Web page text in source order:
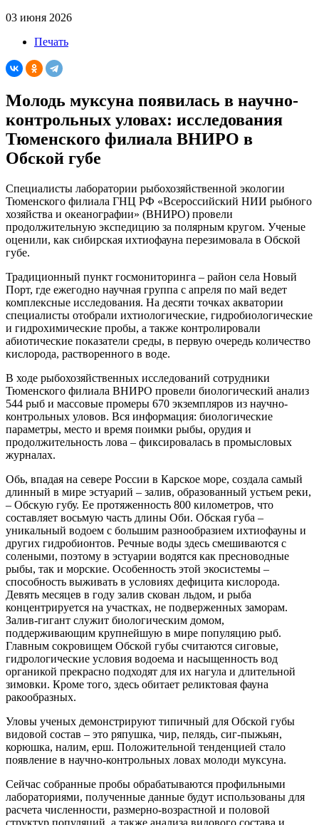
03 июня 2026
Печать
Молодь муксуна появилась в научно-
контрольных уловах: исследования
Тюменского филиала ВНИРО в
Обской губе
Специалисты лаборатории рыбохозяйственной экологии
Тюменского филиала ГНЦ РФ «Всероссийский НИИ рыбного
хозяйства и океанографии» (ВНИРО) провели
продолжительную экспедицию за полярным кругом. Ученые
оценили, как сибирская ихтиофауна перезимовала в Обской
губе.
Традиционный пункт госмониторинга – район села Новый
Порт, где ежегодно научная группа с апреля по май ведет
комплексные исследования. На десяти точках акватории
специалисты отобрали ихтиологические, гидробиологические
и гидрохимические пробы, а также контролировали
абиотические показатели среды, в первую очередь количество
кислорода, растворенного в воде.
В ходе рыбохозяйственных исследований сотрудники
Тюменского филиала ВНИРО провели биологический анализ
544 рыб и массовые промеры 670 экземпляров из научно-
контрольных уловов. Вся информация: биологические
параметры, место и время поимки рыбы, орудия и
продолжительность лова – фиксировалась в промысловых
журналах.
Обь, впадая на севере России в Карское море, создала самый
длинный в мире эстуарий – залив, образованный устьем реки,
– Обскую губу. Ее протяженность 800 километров, что
составляет восьмую часть длины Оби. Обская губа –
уникальный водоем с большим разнообразием ихтиофауны и
других гидробионтов. Речные воды здесь смешиваются с
солеными, поэтому в эстуарии водятся как пресноводные
рыбы, так и морские. Особенность этой экосистемы –
способность выживать в условиях дефицита кислорода.
Девять месяцев в году залив скован льдом, и рыба
концентрируется на участках, не подверженных заморам.
Залив-гигант служит биологическим домом,
поддерживающим крупнейшую в мире популяцию рыб.
Главным сокровищем Обской губы считаются сиговые,
гидрологические условия водоема и насыщенность вод
органикой прекрасно подходят для их нагула и длительной
зимовки. Кроме того, здесь обитает реликтовая фауна
ракообразных.
Уловы ученых демонстрируют типичный для Обской губы
видовой состав – это ряпушка, чир, пелядь, сиг-пыжьян,
корюшка, налим, ерш. Положительной тенденцией стало
появление в научно-контрольных ловах молоди муксуна.
Сейчас собранные пробы обрабатываются профильными
лабораториями, полученные данные будут использованы для
расчета численности, размерно-возрастной и половой
структур популяций, а также анализа видового состава и